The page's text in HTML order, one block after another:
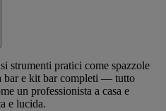
strumenti pratici come spazzole
bar e kit bar completi — tutto
un professionista a casa e
e lucida.